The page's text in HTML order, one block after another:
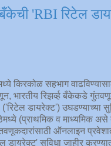
बँकेची 'RBI रिटेल
किरकोळ सहभाग
भारतीय रिझर्व्ह बँकेकडे
डायरेक्ट') उघडण्याच्या
(प्राथमिक व माध्यमिक
ऑनलाइन
डायरेक्ट' सुविधा जाहीर